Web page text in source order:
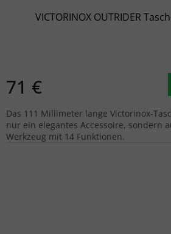
VICTORINOX OUTRIDER
71 €
Das 111 Millimeter lange Victorinox-
nur ein elegantes Accessoire, sondern
Werkzeug mit 14 Funktionen.